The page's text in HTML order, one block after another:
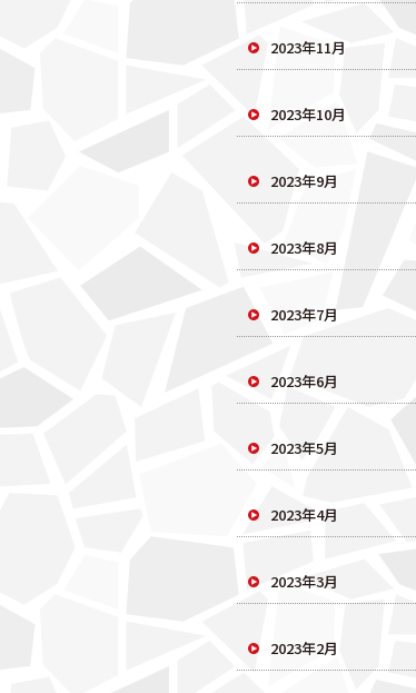
2023年11月
2023年10月
2023年9月
2023年8月
2023年7月
2023年6月
2023年5月
2023年4月
2023年3月
2023年2月